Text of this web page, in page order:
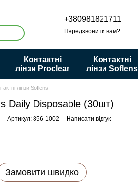
+380981821711
Передзвонити вам?
Контактні
лінзи Proclear
Контактні
лінзи Soflens
лінзи Soflens
Daily Disposable (30шт)
Артикул: 856-1002 Написати відгук
Замовити швидко